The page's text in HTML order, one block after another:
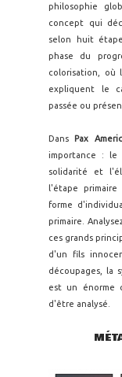
philosophie
concept qui
selon huit
phase du
colorisation, où
expliquent le
passée ou
Dans Pax
importance : le
solidarité et
l'étape
forme
primaire.
ces grands
d'un fils
découpages, la
est un énorme
d'être analysé.